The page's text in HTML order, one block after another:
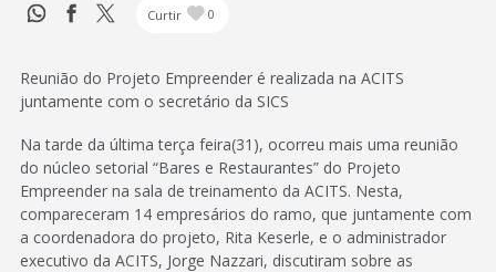
Curtir 0
Reunião do Projeto Empreender é realizada na ACITS
juntamente com o secretário da SICS
Na tarde da última terça feira(31), ocorreu mais uma reunião
do núcleo setorial “Bares e Restaurantes” do Projeto
Empreender na sala de treinamento da ACITS. Nesta,
compareceram 14 empresários do ramo, que juntamente com
a coordenadora do projeto, Rita Keserle, e o administrador
executivo da ACITS, Jorge Nazzari, discutiram sobre as